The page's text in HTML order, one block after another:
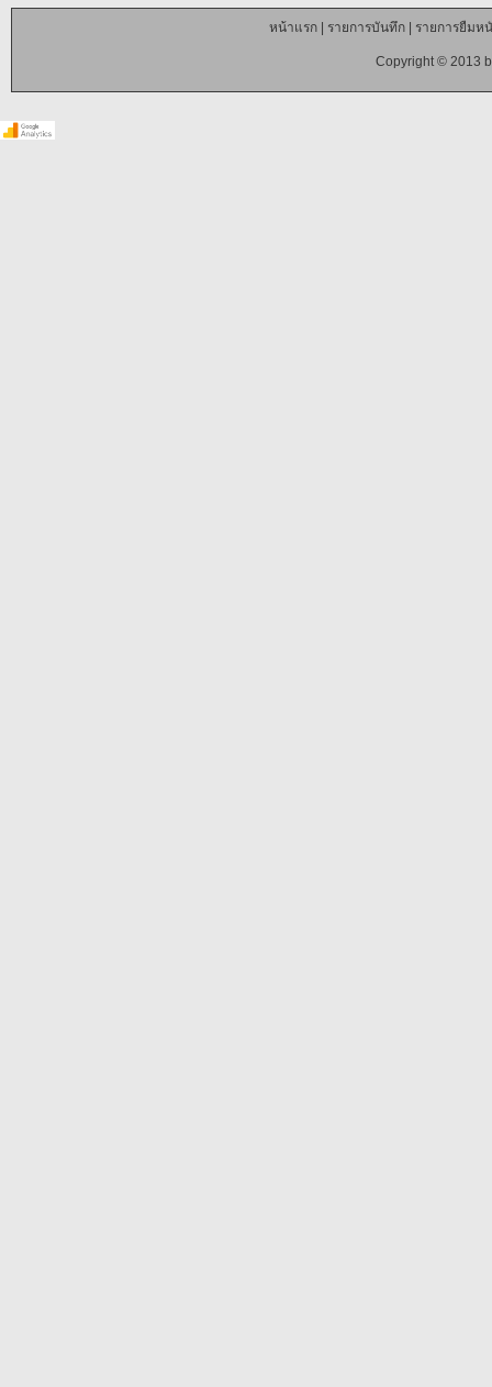
หน้าแรก| รายการบันทึก| รายการยืมห
Copyright © 2013